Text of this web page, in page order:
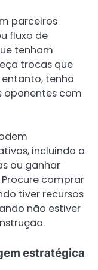
parceiros
fluxo de
tenham
trocas que
tenha
oponentes com
incluindo a
ou ganhar
comprar
tiver recursos
não estiver
estratégica